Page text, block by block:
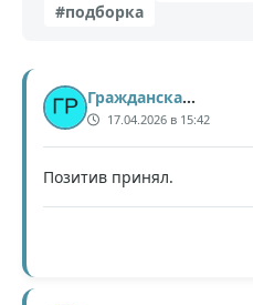
#подборка
Гражданская_Оборона
17.04.2026 в 15:42
Позитив принял.